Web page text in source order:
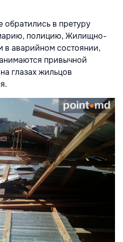
в претуру
полицию, Жилищно-
аварийном состоянии,
привычной
глазах жильцов